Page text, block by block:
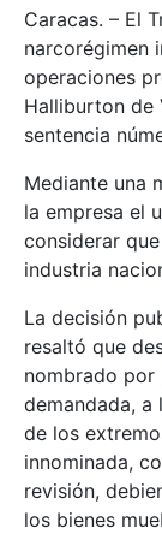
Caracas. – El
narcorégimen
operaciones
Halliburton de
sentencia
Mediante una
la empresa el
considerar
industria
La decisión
resaltó que
nombrado por
demandada,
de los
innominada,
revisión,
los bienes